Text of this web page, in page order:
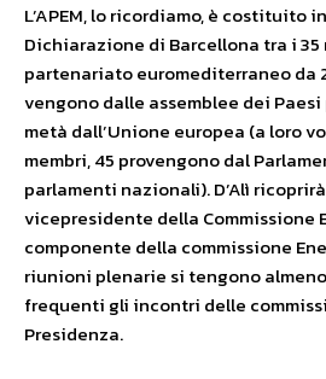
L’APEM, lo ricordiamo, è costituito
Dichiarazione di Barcellona tra i 35
partenariato euromediterraneo da
vengono dalle assemblee dei
metà dall’Unione europea (a loro
membri, 45 provengono dal
parlamenti nazionali). D’Alì
vicepresidente della Commissione
componente della commissione
riunioni plenarie si tengono
frequenti gli incontri delle
Presidenza.